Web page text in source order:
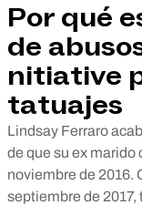
Por qué
de
nitiative
tatuajes
Lindsay Ferraro
de que su ex marido
noviembre de 2016.
septiembre de